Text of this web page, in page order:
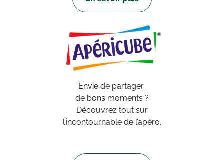
Envie de partager
de bons moments ?
Découvrez tout sur
l’incontournable de l’apéro.